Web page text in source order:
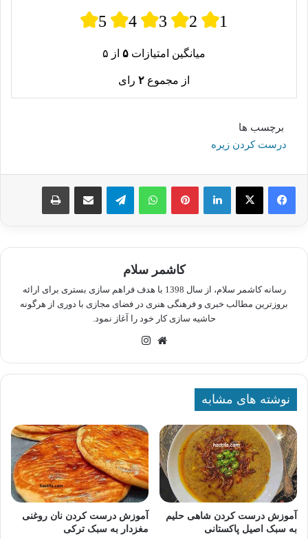
5 4 3 2 1
میانگین امتیازات ۵ از ۵
از مجموع ۲ رای
برچسب ها
درست کردن زیره
لینکدین پینترستواتس آپ تلگرام اشتراک گذاری از طریق ایمیل چاپ
کاشمر سلام
رسانه کاشمر سلام، از سال 1398 با هدف فراهم سازی بستری برای ارائه
بروزترین مطالب خبری و فرهنگی هنری در فضای مجازی با دوری از هرگونه
حاشیه سازی کار خود را آغاز نمود.
وبسایت
نوشته های مشابه
آموزش درست کردن شاهی حلیم
به سبک اصیل پاکستانی
آموزش درست کردن نان روغنی
مغزدار به سبک ترکی